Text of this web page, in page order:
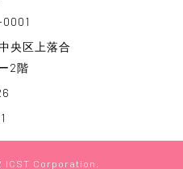
央区上落合
2階
ICST Corporation.